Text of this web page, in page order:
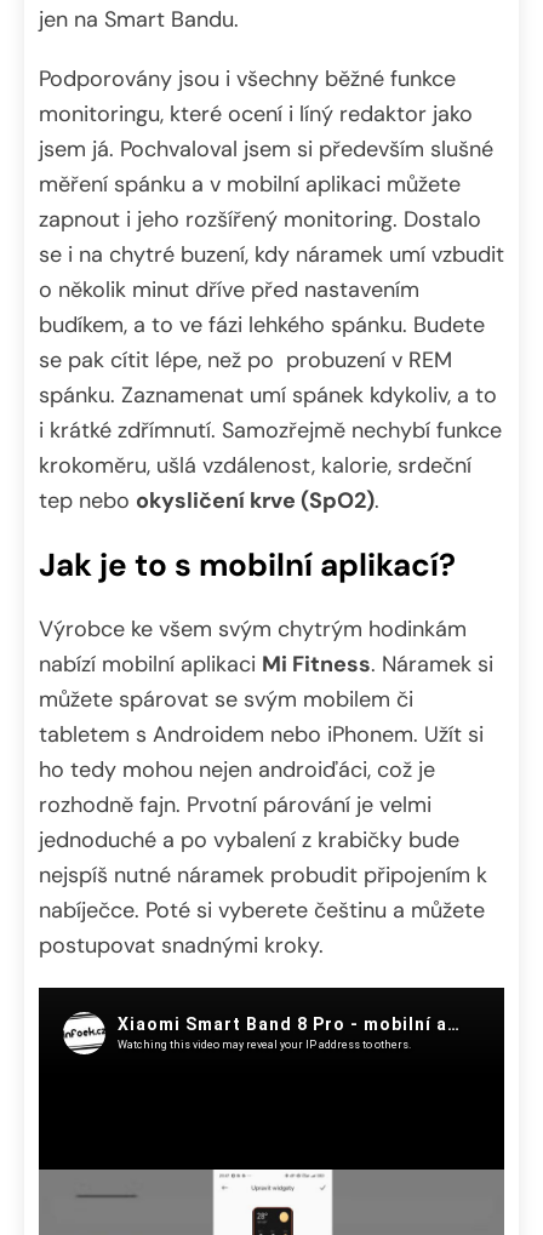
jen na Smart Bandu.
Podporovány jsou i všechny běžné funkce
monitoringu, které ocení i líný redaktor jako
jsem já. Pochvaloval jsem si především slušné
měření spánku a v mobilní aplikaci můžete
zapnout i jeho rozšířený monitoring. Dostalo
se i na chytré buzení, kdy náramek umí vzbudit
o několik minut dříve před nastavením
budíkem, a to ve fázi lehkého spánku. Budete
se pak cítit lépe, než po probuzení v REM
spánku. Zaznamenat umí spánek kdykoliv, a to
i krátké zdřímnutí. Samozřejmě nechybí funkce
krokoměru, ušlá vzdálenost, kalorie, srdeční
tep nebo okysličení krve (SpO2).
Jak je to s mobilní aplikací?
Výrobce ke všem svým chytrým hodinkám
nabízí mobilní aplikaci Mi Fitness. Náramek si
můžete spárovat se svým mobilem či
tabletem s Androidem nebo iPhonem. Užít si
ho tedy mohou nejen androiďáci, což je
rozhodně fajn. Prvotní párování je velmi
jednoduché a po vybalení z krabičky bude
nejspíš nutné náramek probudit připojením k
nabíječce. Poté si vyberete češtinu a můžete
postupovat snadnými kroky.